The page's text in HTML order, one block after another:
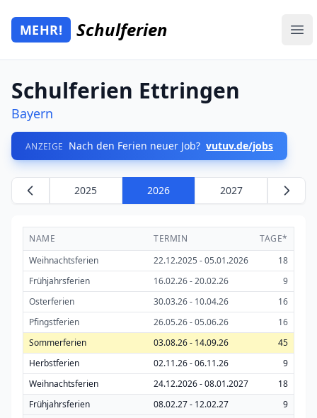
Zum Hauptinhalt springen
Mehr Schulferien
MEHR! Schulferien
Schulferien Ettringen
Bayern
ANZEIGE Nach den Ferien neuer Job? vutuv.de/jobs
2025 2026 2027
NAME TERMIN
TAGE*
Weihnachtsferien
22.12.2025 - 05.01.2026
18
Frühjahrsferien
16.02.26 - 20.02.26
9
Osterferien
30.03.26 - 10.04.26
16
Pfingstferien
26.05.26 - 05.06.26
16
Sommerferien
03.08.26 - 14.09.26
45
Herbstferien
02.11.26 - 06.11.26
9
Weihnachtsferien
24.12.2026 - 08.01.2027
18
Frühjahrsferien
08.02.27 - 12.02.27
9